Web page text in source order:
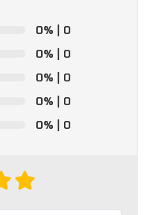
0% | 0
0% | 0
0% | 0
0% | 0
0% | 0